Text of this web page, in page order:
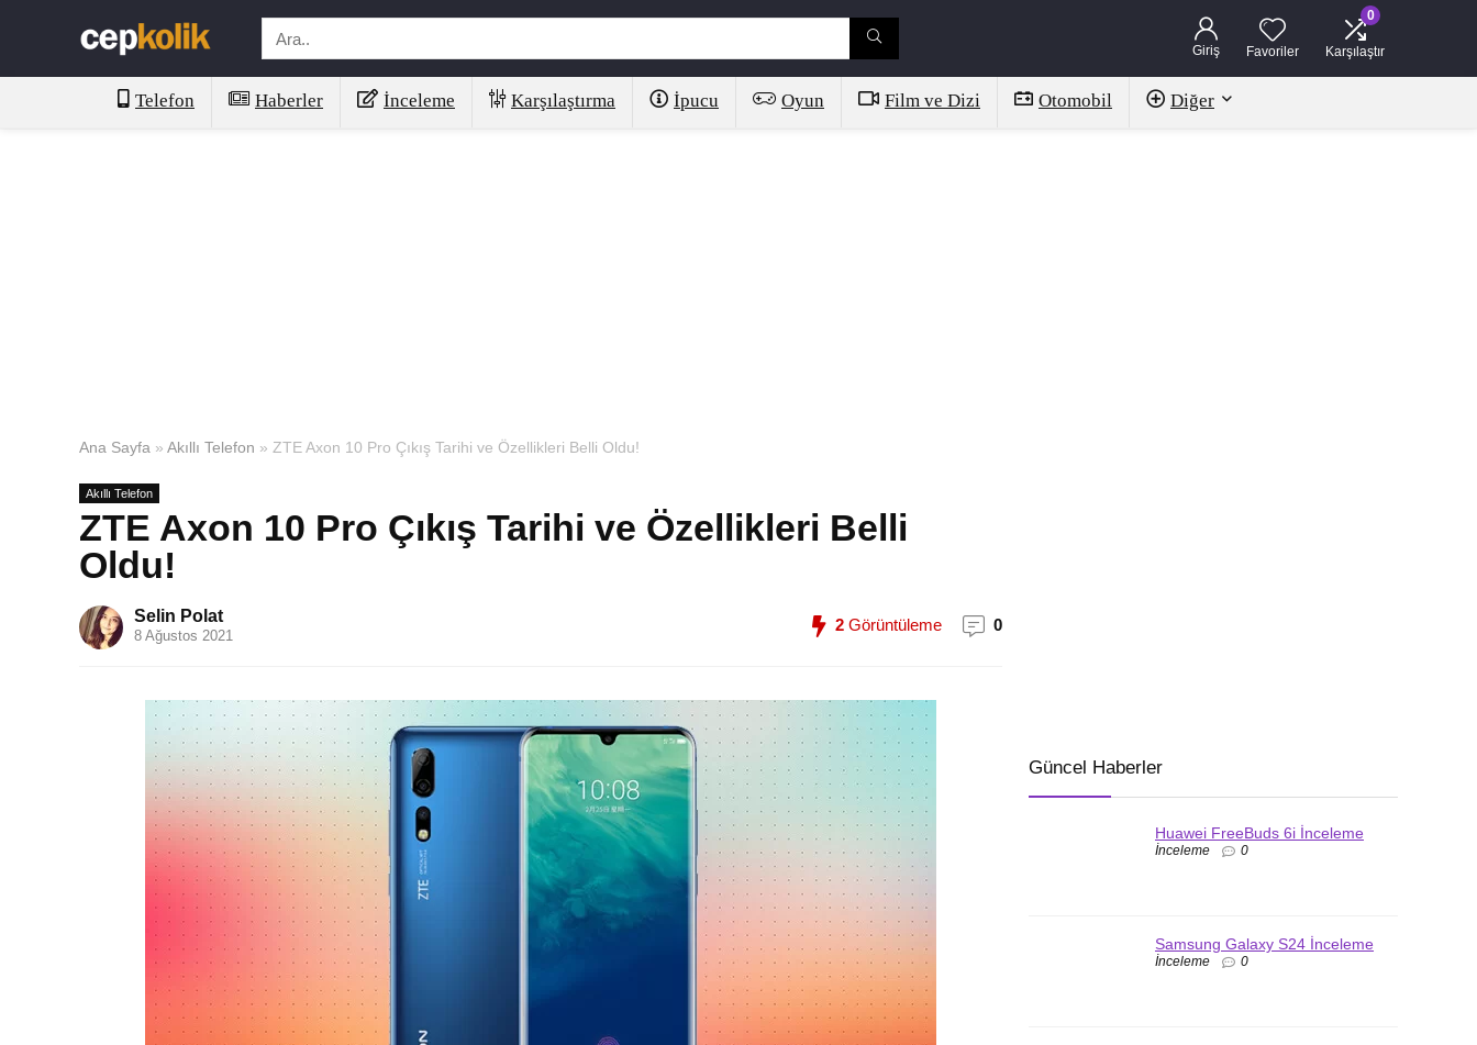
Giriş Favoriler
0
Karşılaştır
Telefon Haberler İnceleme Karşılaştırma İpucu Oyun Film ve Dizi Otomobil Diğer
Ana Sayfa » Akıllı Telefon » ZTE Axon 10 Pro Çıkış Tarihi ve Özellikleri Belli Oldu!
Akıllı Telefon
ZTE Axon 10 Pro Çıkış Tarihi ve Özellikleri Belli
Oldu!
Selin Polat
8 Ağustos 2021
2 Görüntüleme 0
Güncel Haberler
Huawei FreeBuds 6i İnceleme
İnceleme 0
Samsung Galaxy S24 İnceleme
İnceleme 0